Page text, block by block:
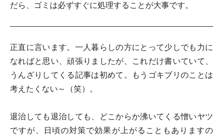
だら、ゴミは必ずすぐに処理することが大事です。
正直に言います。一人暮らしの方にとって少しでも力に
なればと思い、頑張りましたが、これだけ書いていて、
うんざりしてくる記事は初めて。もうゴキブリのことは
考えたくない～（笑）。
退治しても退治しても、どこからか沸いてくる憎いヤツ
ですが、日頃の対策で効果が上がることもありますの